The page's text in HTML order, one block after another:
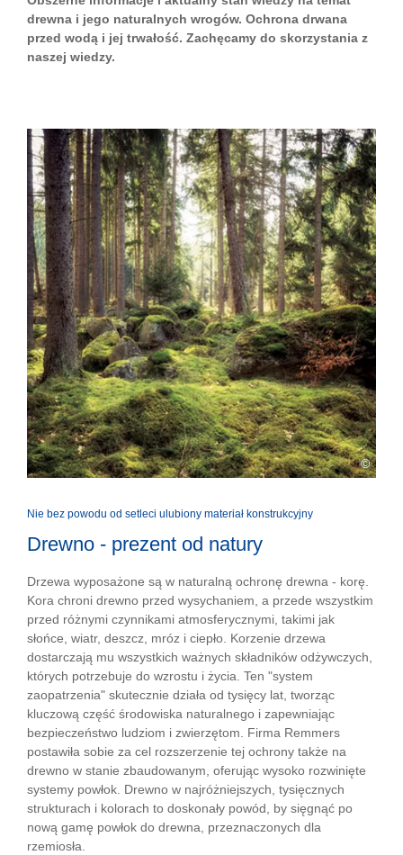
drewna i jego naturalnych wrogów. Ochrona drwana
przed wodą i jej trwałość. Zachęcamy do skorzystania z
naszej wiedzy.
©
Nie bez powodu od setleci ulubiony materiał konstrukcyjny
Drewno - prezent od natury
Drzewa wyposażone są w naturalną ochronę drewna - korę.
Kora chroni drewno przed wysychaniem, a przede wszystkim
przed różnymi czynnikami atmosferycznymi, takimi jak
słońce, wiatr, deszcz, mróz i ciepło. Korzenie drzewa
dostarczają mu wszystkich ważnych składników odżywczych,
których potrzebuje do wzrostu i życia. Ten "system
zaopatrzenia" skutecznie działa od tysięcy lat, tworząc
kluczową część środowiska naturalnego i zapewniając
bezpieczeństwo ludziom i zwierzętom. Firma Remmers
postawiła sobie za cel rozszerzenie tej ochrony także na
drewno w stanie zbaudowanym, oferując wysoko rozwinięte
systemy powłok. Drewno w najróżniejszych, tysięcznych
strukturach i kolorach to doskonały powód, by sięgnąć po
nową gamę powłok do drewna, przeznaczonych dla
rzemiosła.